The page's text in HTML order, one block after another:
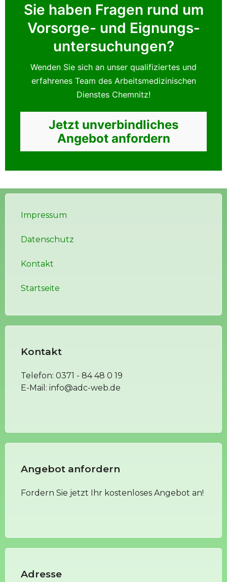
Sie haben Fragen rund um
Vorsorge- und Eignungs­
untersuchungen?
Wenden Sie sich an unser qualifiziertes und
erfahrenes Team des Arbeitsmedizinischen
Dienstes Chemnitz!
Jetzt unverbindliches
Angebot anfordern
Adresse
Angebot anfordern
Fordern Sie jetzt Ihr kostenloses Angebot an!
Kontakt
Telefon: 0371 - 84 48 0 19
E-Mail: info@adc-web.de
Impressum
Datenschutz
Kontakt
Startseite